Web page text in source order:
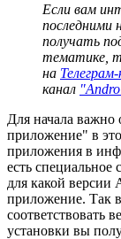
Если вам
последними
получать
тематике,
на
канал
Для начала важно
приложение" в
приложения в
есть специальное
для какой версии
приложение. Так
соответствовать
установки вы